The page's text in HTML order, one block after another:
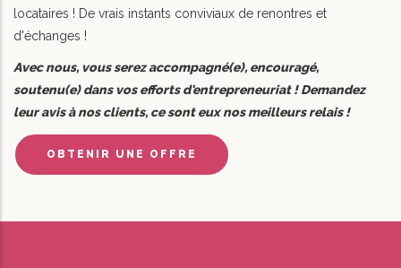
locataires ! De vrais instants conviviaux de renontres et
d'échanges !
Avec nous, vous serez accompagné(e), encouragé,
soutenu(e) dans vos efforts d'entrepreneuriat ! Demandez
leur avis à nos clients, ce sont eux nos meilleurs relais !
OBTENIR UNE OFFRE